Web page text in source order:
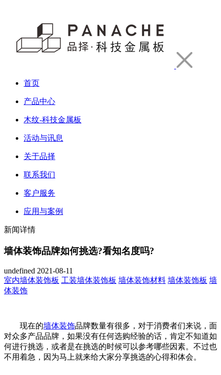
首页
产品中心
木纹-科技金属板
活动与讯息
关于品择
联系我们
客户服务
应用与案例
新闻详情
墙体装饰品牌如何挑选?看知名度吗?
undefined 2021-08-11
室内墙体装饰板 工装墙体装饰板 墙体装饰材料 墙体装饰板 墙
体装饰
现在的墙体装饰品牌数量有很多，对于消费者们来说，面
对众多产品品牌，如果没有任何选购经验的话，肯定不知道如
何进行挑选，或者是在挑选的时候可以参考哪些因素。不过也
不用着急，因为马上就来给大家分享挑选的心得和体会。